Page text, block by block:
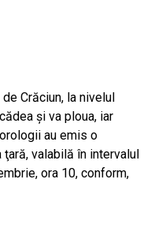
Crăciun, la nivelul
şi va ploua, iar
au emis o
valabilă în intervalul
ora 10, conform,